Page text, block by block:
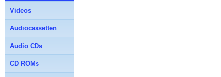
Videos
Audiocassetten
Audio CDs
CD ROMs